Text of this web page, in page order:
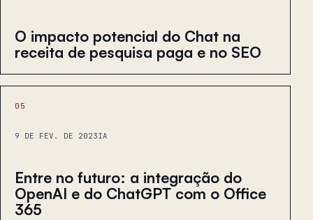
O impacto potencial do Chat na
receita de pesquisa paga e no SEO
05
9 DE FEV. DE 2023IA
Entre no futuro: a integração do
OpenAI e do ChatGPT com o Office
365